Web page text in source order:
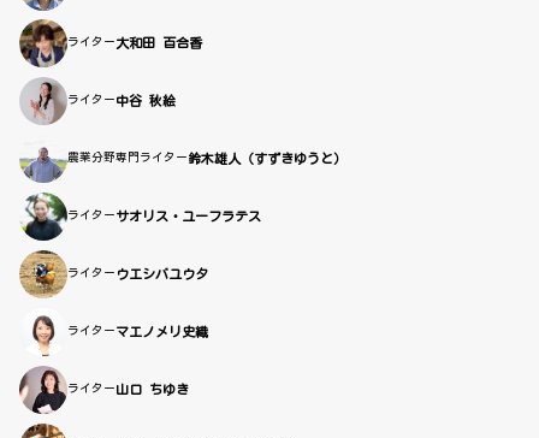
ライター 大和田 百合香
ライター 中谷 秋絵
農業分野専門ライター 鈴木雄人（すずきゆうと）
ライター サオリス・ユーフラテス
ライター ウエシバユウタ
ライター マエノメリ史織
ライター 山口 ちゆき